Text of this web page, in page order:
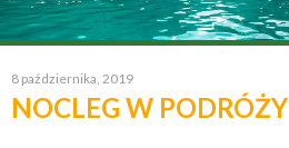
8 października, 2019
NOCLEG W PODRÓŻY